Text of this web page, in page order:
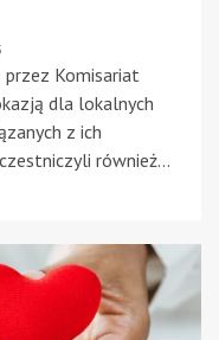
Komisariat
dla lokalnych
z ich
również...